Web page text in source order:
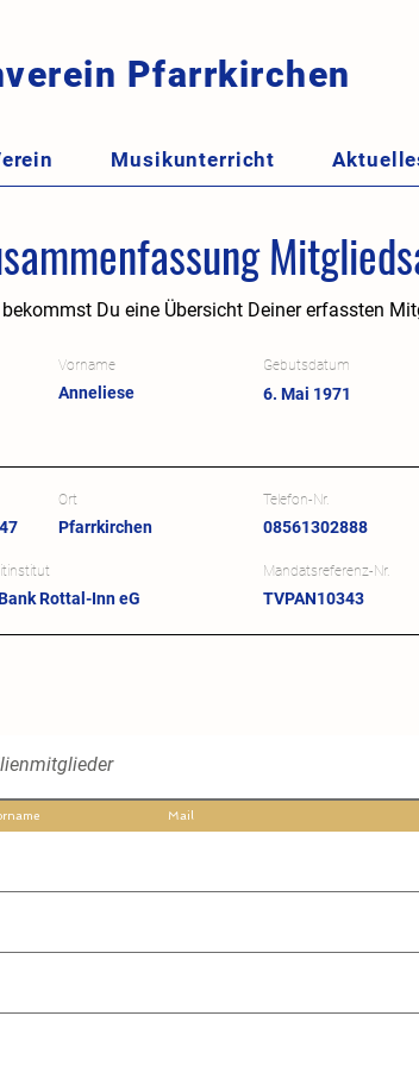
Pfarrkirchen
Musikunterricht
bekommst Du eine Übersicht Deiner erfassten
Anneliese 6. Mai 1971
Pfarrkirchen 08561302888
Rottal-Inn eG
Vorname Gebutsdatum
Ort Telefon-Nr.
Mandatsreferenz-Nr.
TVPAN10343
Mail